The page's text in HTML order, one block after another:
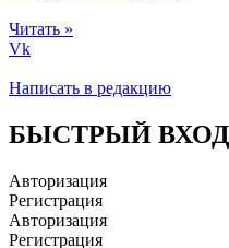
Читать »
Vk
Написать в редакцию
БЫСТРЫЙ
Авторизация
Регистрация
Авторизация
Регистрация